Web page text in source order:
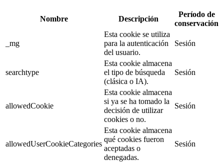
Nombre Descripción
Período de
conservación
_mg
Esta cookie se utiliza
para la autenticación
del usuario.
Sesión
searchtype
Esta cookie almacena
el tipo de búsqueda
(clásica o IA).
Sesión
allowedCookie
Esta cookie almacena
si ya se ha tomado la
decisión de utilizar
cookies o no.
Sesión
allowedUserCookieCategories
Esta cookie almacena
qué cookies fueron
aceptadas o
denegadas.
Sesión